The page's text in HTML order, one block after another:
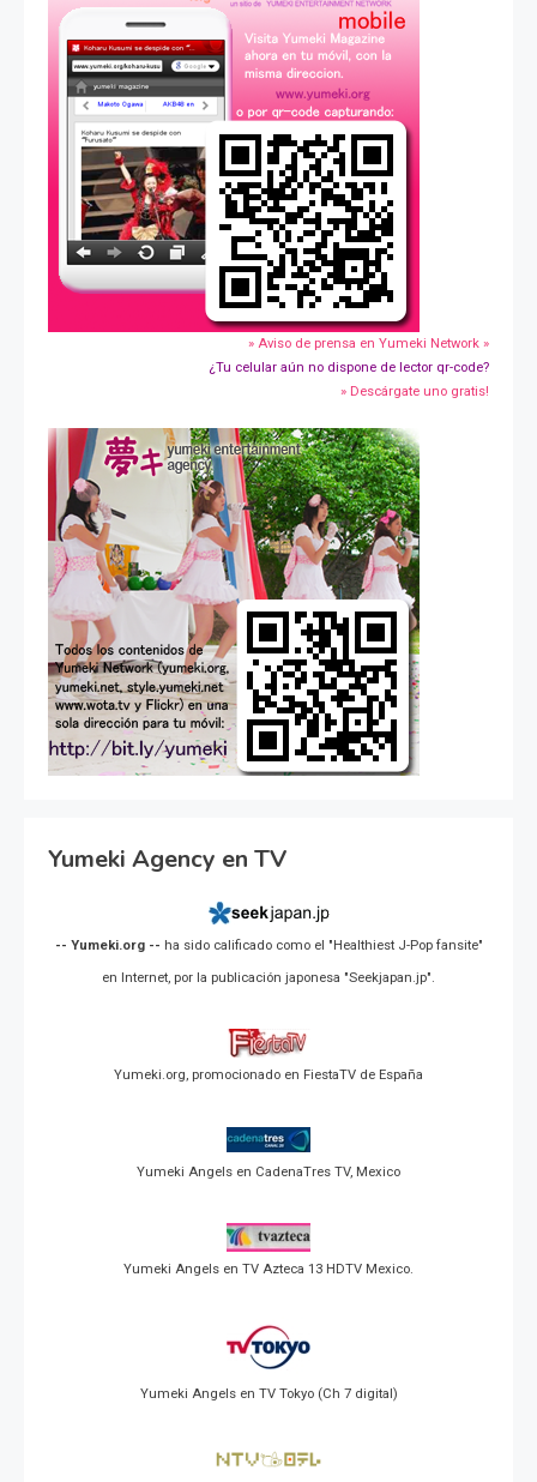
» Aviso de prensa en Yumeki Network »
¿Tu celular aún no dispone de lector qr-code?
» Descárgate uno gratis!
Yumeki Agency en TV
-- Yumeki.org -- ha sido calificado como el "Healthiest J-Pop fansite"
en Internet, por la publicación japonesa "Seekjapan.jp".
Yumeki.org, promocionado en FiestaTV de España
Yumeki Angels en CadenaTres TV, Mexico
Yumeki Angels en TV Azteca 13 HDTV Mexico.
Yumeki Angels en TV Tokyo (Ch 7 digital)